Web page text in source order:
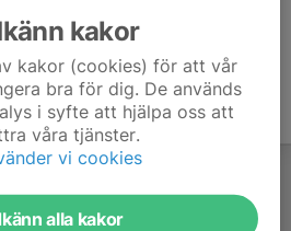
kakor
kakor (cookies) för att vår
bra för dig. De används
i syfte att hjälpa oss att
våra tjänster.
vi cookies
alla kakor